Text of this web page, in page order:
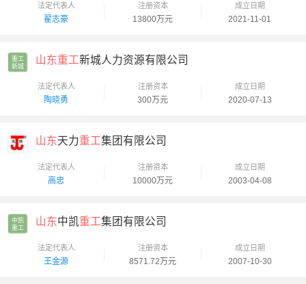
法定代表人
翟志豪
注册资本
13800万元
成立日期
2021-11-01
重工
新城
山东重工新城人力资源有限公司
法定代表人
陶晓勇
注册资本
300万元
成立日期
2020-07-13
山东天力重工集团有限公司
法定代表人
高忠
注册资本
10000万元
成立日期
2003-04-08
中凯
重工
山东中凯重工集团有限公司
法定代表人
王金源
注册资本
8571.72万元
成立日期
2007-10-30